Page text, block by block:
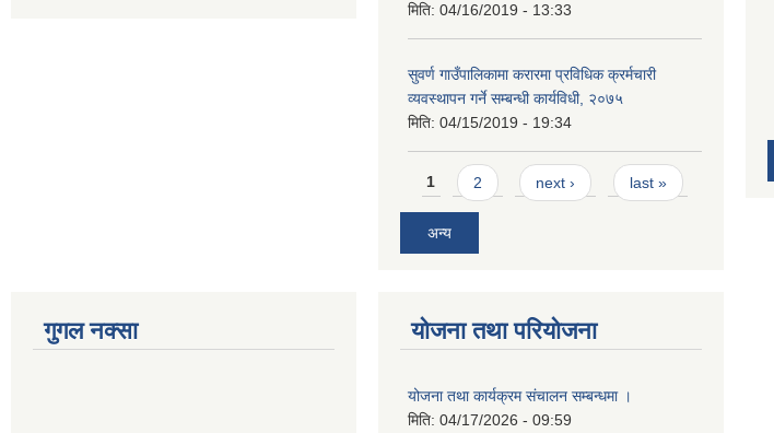
मिति: 04/16/2019 - 13:33
सुवर्ण गाउँपालिकामा करारमा प्रविधिक क्रर्मचारी
व्यवस्थापन गर्ने सम्बन्धी कार्यविधी, २०७५
मिति: 04/15/2019 - 19:34
Pages
1 2 next › last »
अन्य
गुगल नक्सा योजना तथा परियोजना
योजना तथा कार्यक्रम संचालन सम्बन्धमा ।
मिति: 04/17/2026 - 09:59